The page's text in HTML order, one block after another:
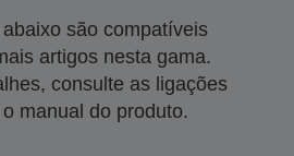
são compatíveis
artigos nesta gama.
consulte as ligações
manual do produto.